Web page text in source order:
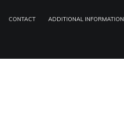
CONTACT ADDITIONAL INFORMATION